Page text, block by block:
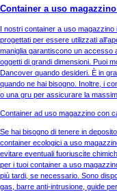
Container a uso
I nostri container a uso
progettati per essere utilizzati
maniglia garantiscono un accesso
oggetti di grandi dimensioni. Puoi
Dancover quando desideri. È in
quando ne hai bisogno. Inoltre, i
o una gru per assicurare la
Container ad uso magazzino con
Se hai bisogno di tenere in
container ecologici a uso
evitare eventuali fuoriuscite
per i tuoi container a uso
più tardi, se necessario. Sono
gas, barre anti-intrusione, guide